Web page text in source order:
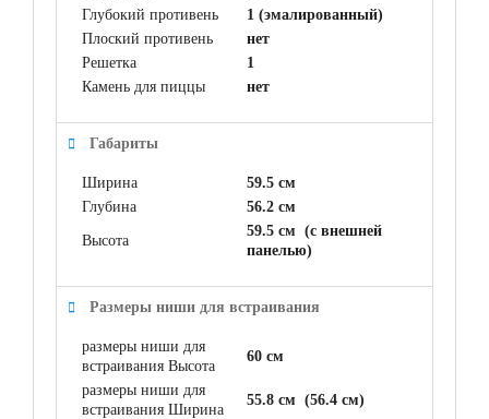
Глубокий противень
1 (эмалированный)
Плоский противень
нет
Решетка
1
Камень для пиццы
нет
Габариты
Ширина
59.5 см
Глубина
56.2 см
Высота
59.5 см (с внешней
панелью)
Размеры ниши для встраивания
размеры ниши для
встраивания Высота
60 см
размеры ниши для
встраивания Ширина
55.8 см (56.4 см)